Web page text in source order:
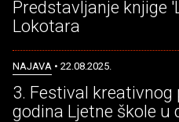
Predstavljanje knjige
Lokotara
NAJAVA • 22.08.2025.
3. Festival kreativnog
godina Ljetne škole u